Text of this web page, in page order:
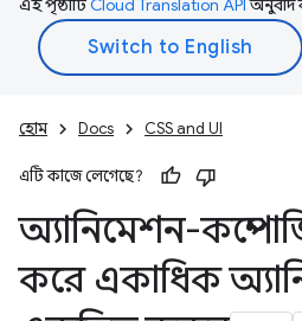
এই পৃষ্ঠাটিCloud Translation APIঅনুবাদ
হোম Docs CSS and UI
এটি কাজে লেগেছে?
অ্যানিমেশন-
করে একাধিক